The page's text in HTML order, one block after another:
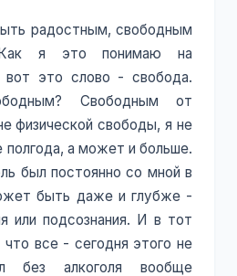
радостным, свободным
я это понимаю на
вот это слово - свобода.
Свободным от
физической свободы, я не
полгода, а может и больше.
был постоянно со мной в
быть даже и глубже -
или подсознания. И в тот
все - сегодня этого не
без алкоголя вообще